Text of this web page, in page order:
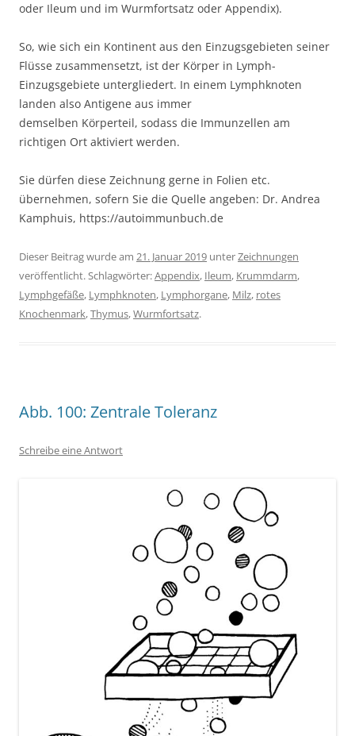
oder Ileum und im Wurmfortsatz oder Appendix).
So, wie sich ein Kontinent aus den Einzugsgebieten seiner
Flüsse zusammensetzt, ist der Körper in Lymph-
Einzugsgebiete untergliedert. In einem Lymphknoten
landen also Antigene aus immer
demselben Körperteil, sodass die Immunzellen am
richtigen Ort aktiviert werden.
Sie dürfen diese Zeichnung gerne in Folien etc.
übernehmen, sofern Sie die Quelle angeben: Dr. Andrea
Kamphuis, https://autoimmunbuch.de
Dieser Beitrag wurde am 21. Januar 2019 unterZeichnungen
veröffentlicht. Schlagwörter:Appendix, Ileum, Krummdarm,
Lymphgefäße, Lymphknoten, Lymphorgane, Milz, rotes
Knochenmark,Thymus,Wurmfortsatz.
Abb. 100: Zentrale Toleranz
Schreibe eine Antwort